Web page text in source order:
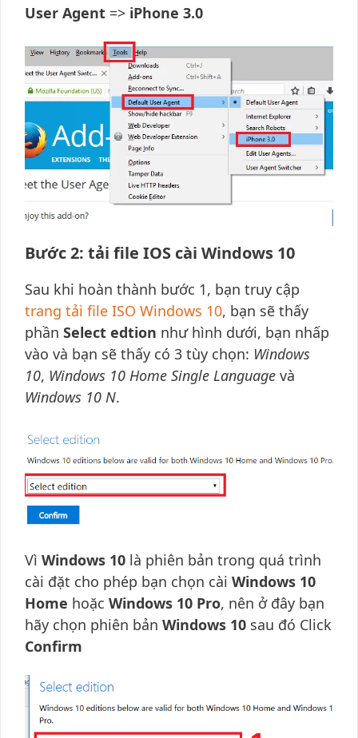
User Agent => iPhone 3.0
Bước 2: tải file IOS cài Windows 10
Sau khi hoàn thành bước 1, bạn truy cập
trang tải file ISO Windows 10, bạn sẽ thấy
phần Select edtion như hình dưới, bạn nhấp
vào và bạn sẽ thấy có 3 tùy chọn: Windows
10, Windows 10 Home Single Language và
Windows 10 N.
Vì Windows 10 là phiên bản trong quá trình
cài đặt cho phép bạn chọn cài Windows 10
Home hoặc Windows 10 Pro, nên ở đây bạn
hãy chọn phiên bản Windows 10 sau đó Click
Confirm